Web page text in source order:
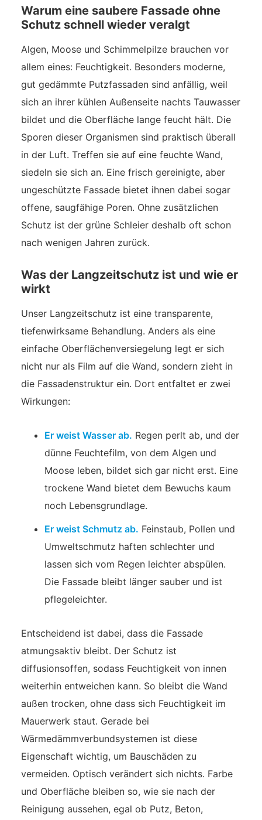
Warum eine saubere Fassade ohne
Schutz schnell wieder veralgt
Algen, Moose und Schimmelpilze brauchen vor
allem eines: Feuchtigkeit. Besonders moderne,
gut gedämmte Putzfassaden sind anfällig, weil
sich an ihrer kühlen Außenseite nachts Tauwasser
bildet und die Oberfläche lange feucht hält. Die
Sporen dieser Organismen sind praktisch überall
in der Luft. Treffen sie auf eine feuchte Wand,
siedeln sie sich an. Eine frisch gereinigte, aber
ungeschützte Fassade bietet ihnen dabei sogar
offene, saugfähige Poren. Ohne zusätzlichen
Schutz ist der grüne Schleier deshalb oft schon
nach wenigen Jahren zurück.
Was der Langzeitschutz ist und wie er
wirkt
Unser Langzeitschutz ist eine transparente,
tiefenwirksame Behandlung. Anders als eine
einfache Oberflächenversiegelung legt er sich
nicht nur als Film auf die Wand, sondern zieht in
die Fassadenstruktur ein. Dort entfaltet er zwei
Wirkungen:
Er weist Wasser ab. Regen perlt ab, und der
dünne Feuchtefilm, von dem Algen und
Moose leben, bildet sich gar nicht erst. Eine
trockene Wand bietet dem Bewuchs kaum
noch Lebensgrundlage.
Er weist Schmutz ab. Feinstaub, Pollen und
Umweltschmutz haften schlechter und
lassen sich vom Regen leichter abspülen.
Die Fassade bleibt länger sauber und ist
pflegeleichter.
Entscheidend ist dabei, dass die Fassade
atmungsaktiv bleibt. Der Schutz ist
diffusionsoffen, sodass Feuchtigkeit von innen
weiterhin entweichen kann. So bleibt die Wand
außen trocken, ohne dass sich Feuchtigkeit im
Mauerwerk staut. Gerade bei
Wärmedämmverbundsystemen ist diese
Eigenschaft wichtig, um Bauschäden zu
vermeiden. Optisch verändert sich nichts. Farbe
und Oberfläche bleiben so, wie sie nach der
Reinigung aussehen, egal ob Putz, Beton,